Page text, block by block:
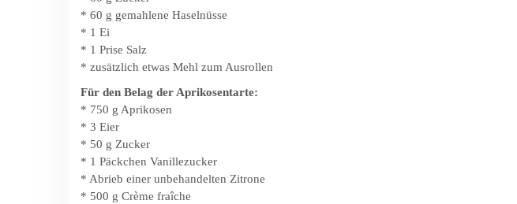
* 60 g gemahlene Haselnüsse
* 1 Ei
* 1 Prise Salz
* zusätzlich etwas Mehl zum Ausrollen
Für den Belag der Aprikosentarte:
* 750 g Aprikosen
* 3 Eier
* 50 g Zucker
* 1 Päckchen Vanillezucker
* Abrieb einer unbehandelten Zitrone
* 500 g Crème fraîche